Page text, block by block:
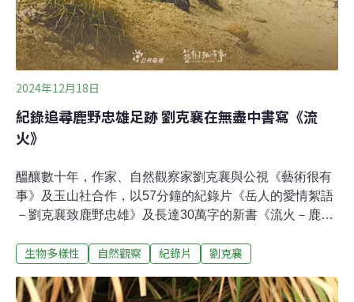
2024年12月18日
紀錄追尋鹿野忠雄足跡 劉克襄在無盡中書寫《流
火》
醞釀數十年，作家、自然觀察家劉克襄與公視《藝術很有
事》及玉山社合作，以57分鐘的紀錄片《岳人的愛情絮語
－劉克襄致鹿野忠雄》及長達30萬字的新書《流火－鹿野
（1906-1945）致敬。台灣土地如何養成鹿野？ 紀錄片從
灣都走遍的人極為少數，他到底是怎樣養成的，一直讓我
生物多樣性 自然觀察 紀錄片 劉克襄